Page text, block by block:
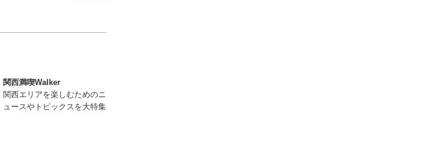
関西満喫Walker
関西エリアを楽しむためのニ
ュースやトピックスを大特集